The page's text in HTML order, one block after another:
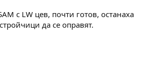
с LW цев, почти готов, останаха
да се оправят.